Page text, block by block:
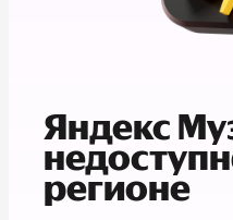
Яндекс
регионе